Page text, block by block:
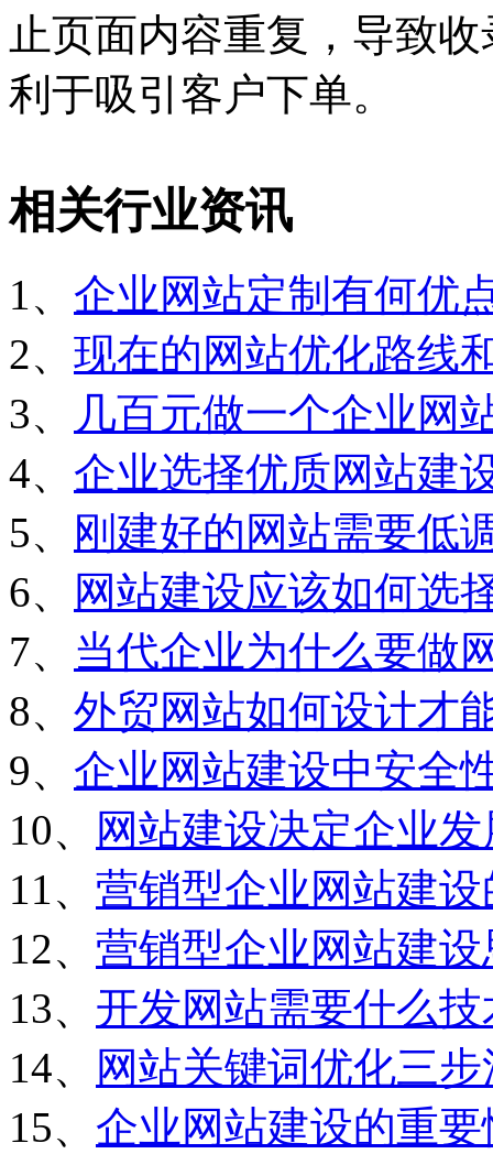
止页面内容重复，导致
利于吸引客户下单。
相关行业资讯
1、 企业网站定制有何优
2、 现在的网站优化路线
3、
几百元做一个企业网
4、 企业选择优质网站建
5、
刚建好的网站需要低
6、
网站建设应该如何选
7、 当代企业为什么要做
8、 外贸网站如何设计才
9、 企业网站建设中安全
10、
网站建设决定企业
11、 营销型企业网站建
12、 营销型企业网站建设
13、 开发网站需要什么技
14、
网站关键词优化三步
15、 企业网站建设的重要